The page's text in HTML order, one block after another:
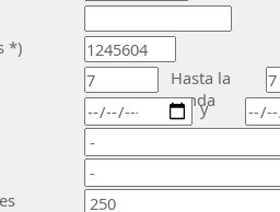
*)
Hasta la
ronda
y